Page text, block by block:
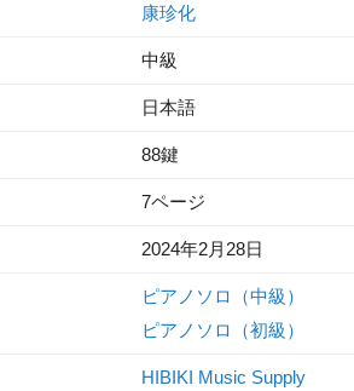
康珍化
中級
日本語
88鍵
7ページ
2024年2月28日
ピアノソロ（中級）
ピアノソロ（初級）
HIBIKI Music Supply